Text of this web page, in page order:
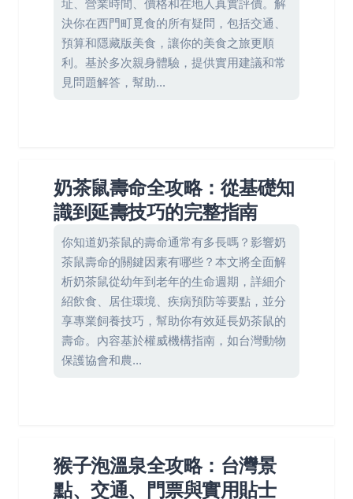
址、營業時間、價格和在地人真實評價。解
決你在西門町覓食的所有疑問，包括交通、
預算和隱藏版美食，讓你的美食之旅更順
利。基於多次親身體驗，提供實用建議和常
見問題解答，幫助...
奶茶鼠壽命全攻略：從基礎知
識到延壽技巧的完整指南
你知道奶茶鼠的壽命通常有多長嗎？影響奶
茶鼠壽命的關鍵因素有哪些？本文將全面解
析奶茶鼠從幼年到老年的生命週期，詳細介
紹飲食、居住環境、疾病預防等要點，並分
享專業飼養技巧，幫助你有效延長奶茶鼠的
壽命。內容基於權威機構指南，如台灣動物
保護協會和農...
猴子泡溫泉全攻略：台灣景
點、交通、門票與實用貼士